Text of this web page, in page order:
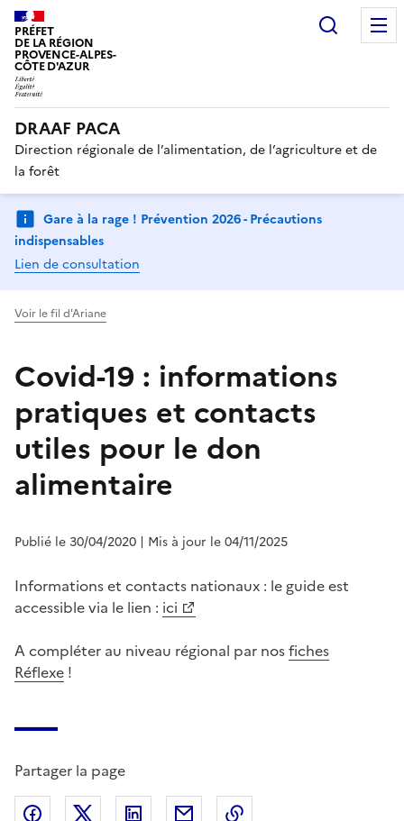
PRÉFET
DE LA RÉGION
PROVENCE-ALPES-
CÔTE D'AZUR
DRAAF PACA
Direction régionale de l’alimentation, de l’agriculture et de
la forêt
Gare à la rage ! Prévention 2026 - Précautions
indispensables
Lien de consultation
Voir le fil d'Ariane
Covid-19 : informations
pratiques et contacts
utiles pour le don
alimentaire
Publié le 30/04/2020 | Mis à jour le 04/11/2025
Informations et contacts nationaux : le guide est
accessible via le lien : ici
A compléter au niveau régional par nosfiches
Réflexe !
Partager la page
Partager sur Facebook
Partager sur X (anciennement Twitter)
Partager sur LinkedIn
Partager par email